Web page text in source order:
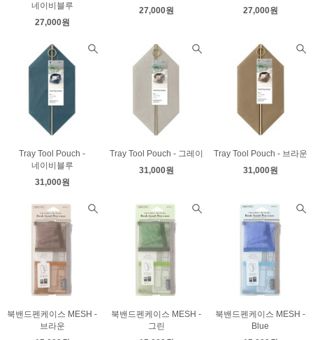
네이비블루
27,000원
27,000원
27,000원
Tray Tool Pouch -
네이비블루
31,000원
Tray Tool Pouch - 그레이
31,000원
Tray Tool Pouch - 브라운
31,000원
북밴드펜케이스 MESH -
브라운
북밴드펜케이스 MESH -
그린
북밴드펜케이스 MESH -
Blue